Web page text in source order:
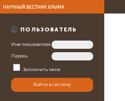
НАУЧНЫЙ ВЕСТНИК КРЫМА
ПОЛЬЗОВАТЕЛЬ
Имя пользователя
Пароль
Запомнить меня